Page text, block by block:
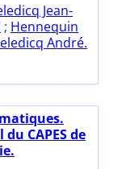
Jean-
; Hennequin
André.
CAPES de